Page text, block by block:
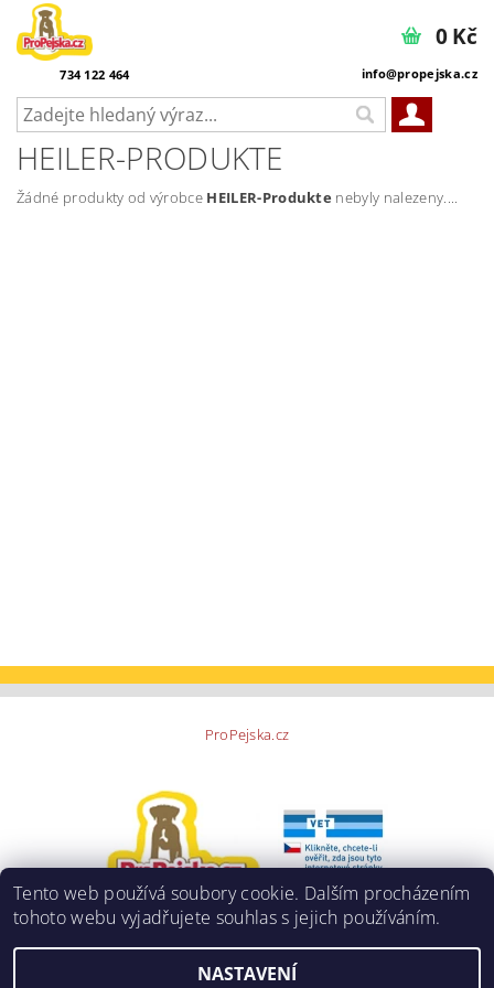
734 122 464 info@propejska.cz
0 Kč
HEILER-PRODUKTE
Žádné produkty od výrobce HEILER-Produkte nebyly nalezeny....
ProPejska.cz
Tento web používá soubory cookie. Dalším procházením
tohoto webu vyjadřujete souhlas s jejich používáním.
NASTAVENÍ